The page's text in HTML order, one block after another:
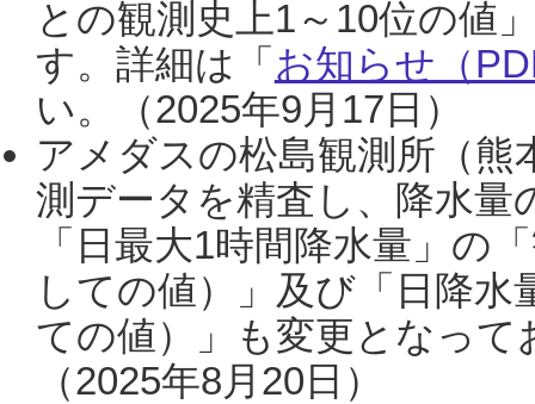
との観測史上1～10位の値
す。詳細は「 お知らせ（
い。（2025年9月17日）
アメダスの松島観測所（熊
測データを精査し、降水
「日最大1時間降水量」の
しての値）」及び「日降
ての値）」も変更となっ
（2025年8月20日）